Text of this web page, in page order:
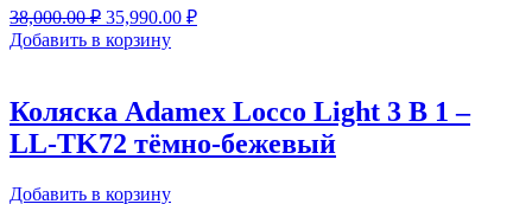
38,000.00₽ Первоначальная
цена
составляла
35,990.00 ₽Текущая
Добавить в корзину
Коляска Adamex Locco Light 3 В 1 –
LL-TK72 тёмно-бежевый
Добавить в корзину